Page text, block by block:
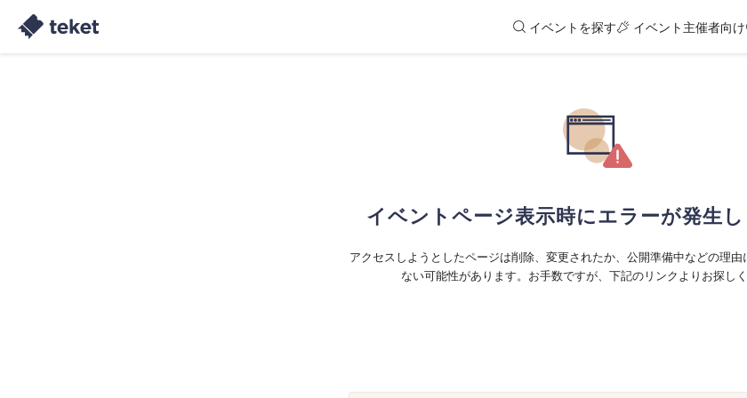
イベントを探す イベント主催者向け
イベントページ表示時にエラーが発生し
アクセスしようとしたページは削除、変更されたか、公開準備中などの理由
ない可能性があります。お手数ですが、下記のリンクよりお探しく